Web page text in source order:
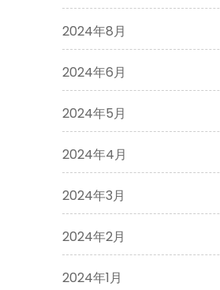
2024年8月
2024年6月
2024年5月
2024年4月
2024年3月
2024年2月
2024年1月